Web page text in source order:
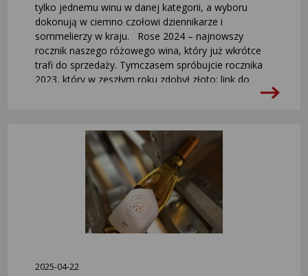
tylko jednemu winu w danej kategorii, a wyboru
dokonują w ciemno czołowi dziennikarze i
sommelierzy w kraju. Rose 2024 – najnowszy
rocznik naszego różowego wina, który już wkrótce
trafi do sprzedaży. Tymczasem spróbujcie rocznika
2023, który w zeszłym roku zdobył złoto: link do
sklepu: https://sklep.winnicaturnau.pl Pinot Noir 2021
dębowej beczce i unikatowość naszego regionu dały
wino złożone i pełne dojrzałej elegancji. Link do
sklepu: https://sklep.winnicaturnau.pl Wino Lodowe
2023 – wino niezwykle, powstałe ze zmrożonych
gron, zbieranych w bardzo niskiej temperaturze.
Nieprawdopodobna koncentracja, złożoność i
potencjał starzenia. Ostatnich kilkanaście butelek
dostępnych jeszcze w sklepie internetowym Kondrat
2025-04-22